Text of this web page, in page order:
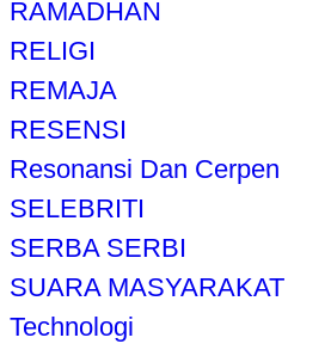
RAMADHAN
RELIGI
REMAJA
RESENSI
Resonansi Dan Cerpen
SELEBRITI
SERBA SERBI
SUARA MASYARAKAT
Technologi